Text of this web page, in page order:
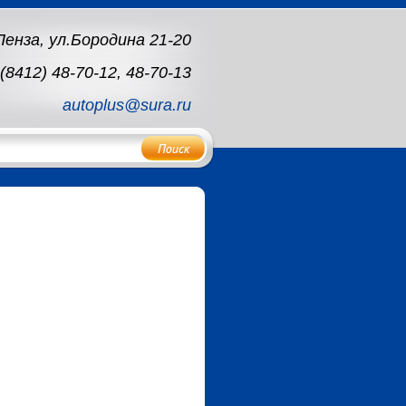
ул.Бородина 21-20
(8412) 48-70-12, 48-70-13
autoplus@sura.ru